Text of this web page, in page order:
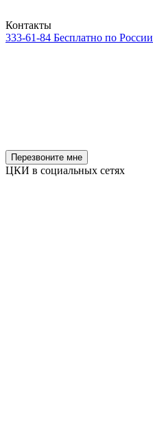
Контакты
333-61-84 Бесплатно по России
Перезвоните мне
ЦКИ в социальных сетях